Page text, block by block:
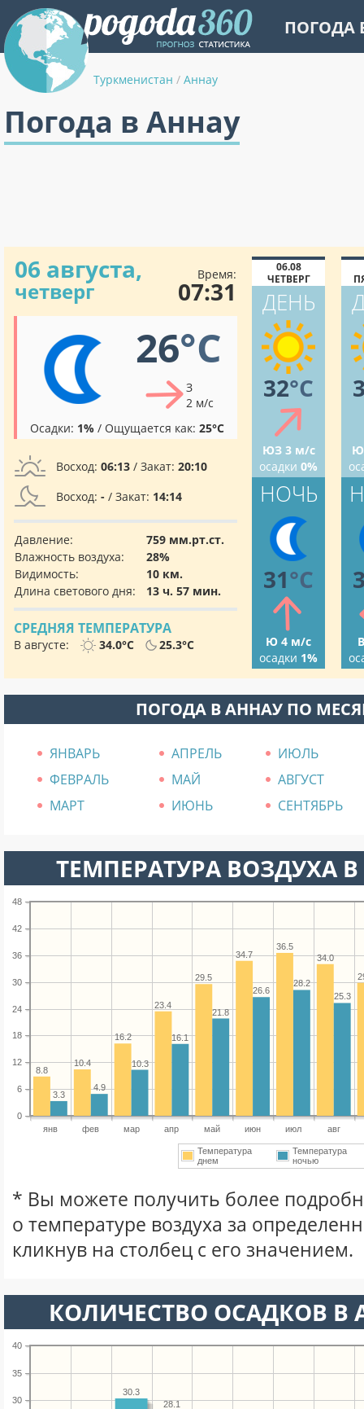
ПОГОДА
Туркменистан / Аннау
Погода в Аннау
06 августа,
четверг
Время:
07:31
26°C
З
2 м/с
Осадки: 1% / Ощущается как: 25°C
Восход: 06:13 / Закат: 20:10
Восход: - / Закат: 14:14
Давление:
759 мм.рт.ст.
Влажность воздуха:
28%
Видимость:
10 км.
Длина светового дня:
13 ч. 57 мин.
СРЕДНЯЯ ТЕМПЕРАТУРА
В августе: 34.0°C 25.3°C
06.08
ЧЕТВЕРГ
ДЕНЬ
32°C
ЮЗ 3 м/с
осадки 0%
НОЧЬ
31°C
Ю 4 м/с
осадки 1%
ПОГОДА В АННАУ ПО
ЯНВАРЬ АПРЕЛЬ
ИЮЛЬ
ФЕВРАЛЬ
МАЙ
АВГУСТ
МАРТ
ИЮНЬ СЕНТЯБРЬ
ТЕМПЕРАТУРА ВОЗДУХА В
янв фев мар апр май июн июл авг
0
6
12
18
24
30
36
42
48
34.0
36.5
34.7
29.5
23.4
16.2
10.4
8.8
25.3
28.2
26.6
21.8
16.1
10.3
4.9
3.3
Температура
днем
Температура
ночью
* Вы можете получить более
о температуре воздуха за
кликнув на столбец с его значением.
КОЛИЧЕСТВО ОСАДКОВ В
30
35
40
28.1
30.3